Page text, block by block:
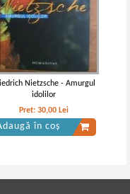
Nietzsche - Amurgul
idolilor
Pret:30,00 Lei
în coș